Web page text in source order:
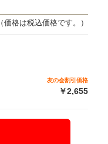
（価格は税込価格です。）
友の会割引価格
￥2,655